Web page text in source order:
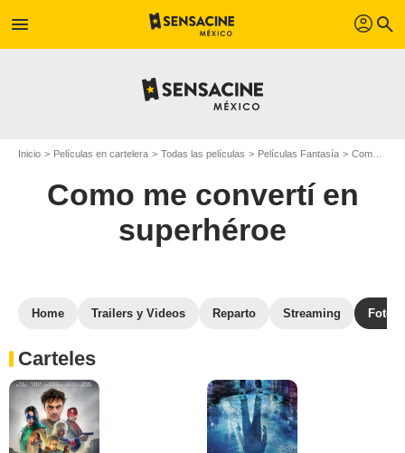
menu profil search
Inicio Películas en cartelera Todas las películas Películas Fantasía Como me convertí en superhéroe
Como me convertí en
superhéroe
Home Trailers y Videos Reparto Streaming Fotos
Carteles